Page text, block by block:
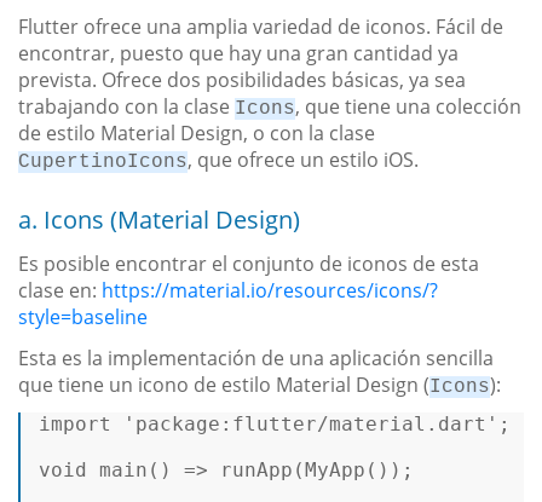
Flutter ofrece una amplia variedad de iconos. Fácil de
encontrar, puesto que hay una gran cantidad ya
prevista. Ofrece dos posibilidades básicas, ya sea
trabajando con la clase Icons, que tiene una colección
de estilo Material Design, o con la clase
CupertinoIcons, que ofrece un estilo iOS.
a. Icons (Material Design)
Es posible encontrar el conjunto de iconos de esta
clase en: https://material.io/resources/icons/?
style=baseline
Esta es la implementación de una aplicación sencilla
que tiene un icono de estilo Material Design (Icons):
import 'package:flutter/material.dart' ;
void
main () => runApp (MyApp ());